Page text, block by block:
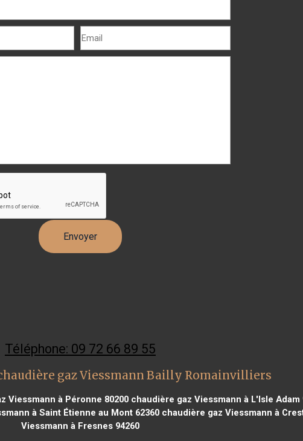
Téléphone: 09 72 66 89 55
gaz Viessmann Bailly Romainvilliers
Viessmann à Péronne 80200 chaudière gaz Viessmann à L'Isle Adam
à Saint Étienne au Mont 62360chaudière gaz Viessmann à
Viessmann à Fresnes 94260